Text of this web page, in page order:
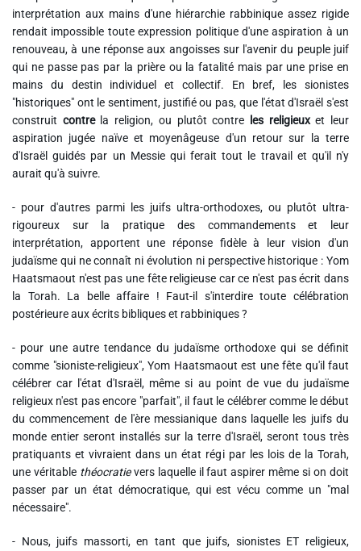
interprétation aux mains d'une hiérarchie rabbinique assez rigide
rendait impossible toute expression politique d'une aspiration à un
renouveau, à une réponse aux angoisses sur l'avenir du peuple juif
qui ne passe pas par la prière ou la fatalité mais par une prise en
mains du destin individuel et collectif. En bref, les sionistes
"historiques" ont le sentiment, justifié ou pas, que l'état d'Israël s'est
construit contrela religion, ou plutôt contre les religieuxet leur
aspiration jugée naïve et moyenâgeuse d'un retour sur la terre
d'Israël guidés par un Messie qui ferait tout le travail et qu'il n'y
aurait qu'à suivre.
- pour d'autres parmi les juifs ultra-orthodoxes, ou plutôt ultra-
rigoureux sur la pratique des commandements et leur
interprétation, apportent une réponse fidèle à leur vision d'un
judaïsme qui ne connaît ni évolution ni perspective historique : Yom
Haatsmaout n'est pas une fête religieuse car ce n'est pas écrit dans
la Torah. La belle affaire ! Faut-il s'interdire toute célébration
postérieure aux écrits bibliques et rabbiniques ?
- pour une autre tendance du judaïsme orthodoxe qui se définit
comme "sioniste-religieux", Yom Haatsmaout est une fête qu'il faut
célébrer car l'état d'Israël, même si au point de vue du judaïsme
religieux n'est pas encore "parfait", il faut le célébrer comme le début
du commencement de l'ère messianique dans laquelle les juifs du
monde entier seront installés sur la terre d'Israël, seront tous très
pratiquants et vivraient dans un état régi par les lois de la Torah,
une véritable théocratievers laquelle il faut aspirer même si on doit
passer par un état démocratique, qui est vécu comme un "mal
nécessaire".
- Nous, juifs massorti, en tant que juifs, sionistes ET religieux,